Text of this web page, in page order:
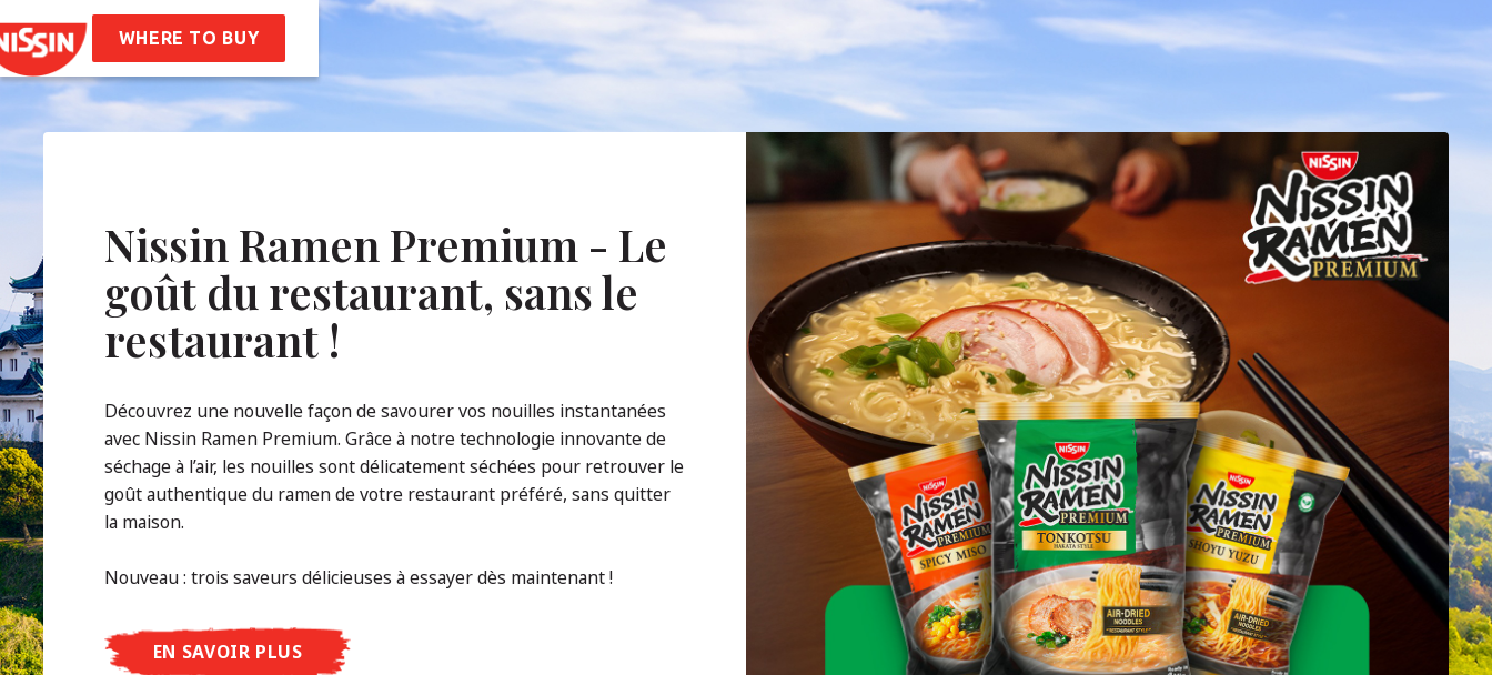
WHERE TO BUY
Nous
Nissin Ramen Premium - Le
goût du restaurant, sans le
restaurant !
Découvrez une nouvelle façon de savourer vos nouilles instantanées
avec Nissin Ramen Premium. Grâce à notre technologie innovante de
séchage à l’air, les nouilles sont délicatement séchées pour retrouver le
goût authentique du ramen de votre restaurant préféré, sans quitter
la maison.
Nouveau : trois saveurs délicieuses à essayer dès maintenant !
EN SAVOIR PLUS